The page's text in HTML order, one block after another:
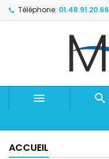
Téléphone: 01.48.91.20.66
 
ACCUEIL